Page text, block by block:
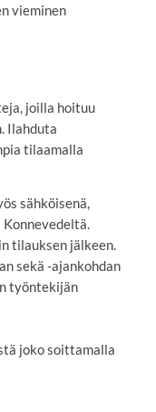
vieminen
joilla hoituu
Ilahduta
tilaamalla
sähköisenä,
tilauksen jälkeen.
sekä -ajankohdan
työntekijän
joko soittamalla